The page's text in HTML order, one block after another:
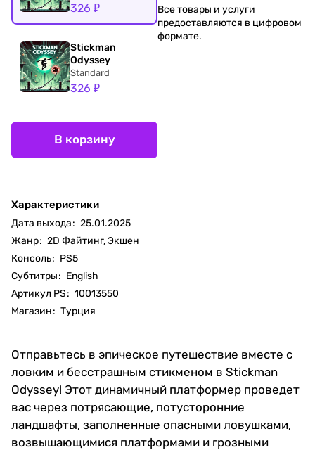
326 ₽
Stickman
Odyssey
Standard
326 ₽
В корзину
Характеристики
Дата выхода: 25.01.2025
Жанр: 2D Файтинг, Экшен
Консоль: PS5
Субтитры: English
Артикул PS: 10013550
Магазин: Турция
Все товары и услуги
предоставляются в цифровом
формате.
Отправьтесь в эпическое путешествие вместе с
ловким и бесстрашным стикменом в Stickman
Odyssey! Этот динамичный платформер проведет
вас через потрясающие, потусторонние
ландшафты, заполненные опасными ловушками,
возвышающимися платформами и грозными